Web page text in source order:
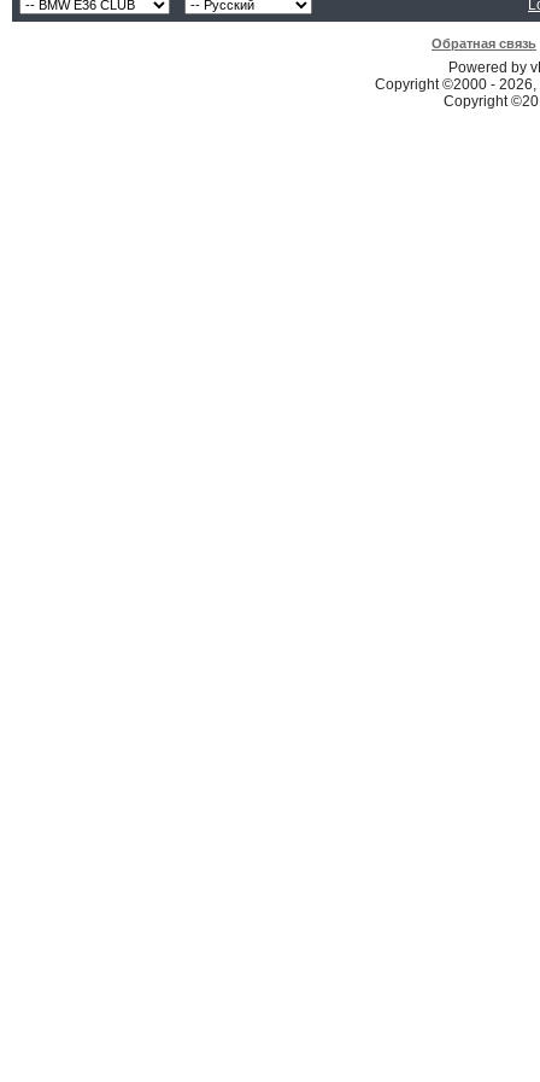
Обратная связь
Powered by
Copyright ©2000 -
Copyright